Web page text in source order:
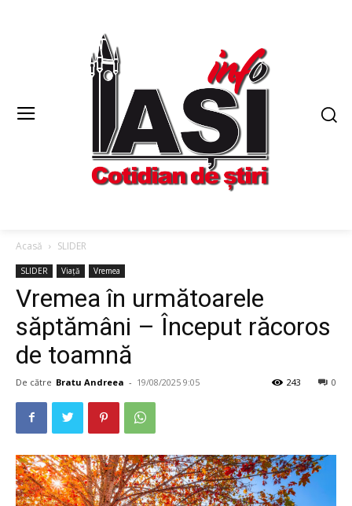
Acasă SLIDER
SLIDER Viață Vremea
Vremea în următoarele
săptămâni – Început răcoros
de toamnă
De către Bratu Andreea - 19/08/2025 9:05 0
243